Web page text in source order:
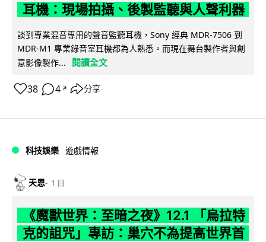
耳機：現場拍攝、後製監聽與人聲利器
談到專業混音專用的聲音監聽耳機，Sony 經典 MDR-7506 到
MDR-M1 專業錄音室耳機都為人熟悉。而現在舞台製作者與創
意影像製作...
閱讀全文
38 4 ↗ 分享
科技娛樂 遊戲情報
天恩 1 日
《魔獸世界：至暗之夜》12.1 「烏拉特
克的詛咒」專訪：巢穴不為提高世界首